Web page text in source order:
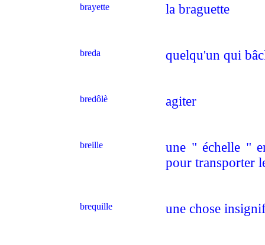
brayette la braguette
breda quelqu'un qui
bredôlè agiter
breille
une " échelle "
pour transporter
brequille une chose